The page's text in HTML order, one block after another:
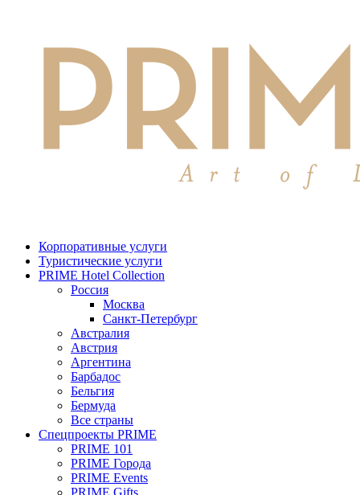
Корпоративные услуги
Туристические услуги
PRIME Hotel Collection
Россия
Москва
Санкт-Петербург
Австралия
Австрия
Аргентина
Барбадос
Бельгия
Бермуда
Все страны
Спецпроекты PRIME
PRIME 101
PRIME Города
PRIME Events
PRIME Gifts